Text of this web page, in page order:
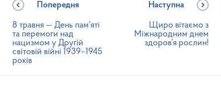
Попередня
8 травня — День пам’яті
та перемоги над
нацизмом у Другій
світовій війні 1939–1945
років
Наступна
Щиро вітаємо з
Міжнародним днем
здоров’я рослин!